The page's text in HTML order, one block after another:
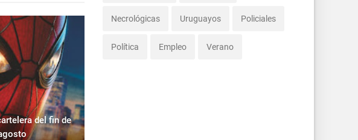
del fin de
Necrológicas Uruguayos Policiales
Política Empleo Verano